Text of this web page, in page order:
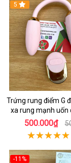
5
Trứng rung điểm G
xa rung mạnh uốn
500.000₫
-11%